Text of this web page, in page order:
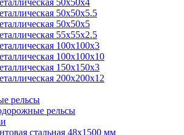
50х50х4
50х50х5.5
50х50х5
55х55х2.5
100х100х3
100х100х10
150х150х3
200х200х12
рельсы
рельсы
стальная 48х1500 мм